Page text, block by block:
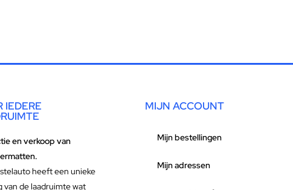
IEDERE
en verkoop van
heeft een unieke
van de laadruimte wat
MIJN ACCOUNT
Mijn bestellingen
Mijn adressen